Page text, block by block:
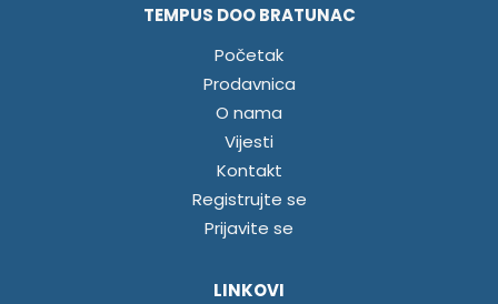
TEMPUS DOO BRATUNAC
Početak
Prodavnica
O nama
Vijesti
Kontakt
Registrujte se
Prijavite se
LINKOVI